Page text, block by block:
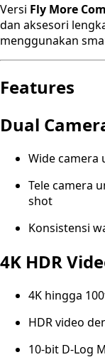
Versi Fly More
dan aksesori
menggunakan
Features
Dual
Wide camera
Tele camera
shot
Konsistensi
4K HDR
4K hingga
HDR video
10-bit D-Log